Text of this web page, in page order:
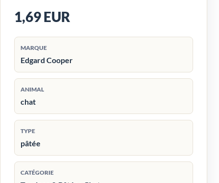
1,69 EUR
MARQUE
Edgard Cooper
ANIMAL
chat
TYPE
pâtée
CATÉGORIE